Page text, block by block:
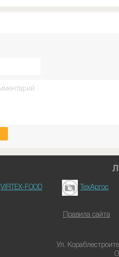
VIRTEX-FOOD ТехАргос
Правила сайта
Ул.